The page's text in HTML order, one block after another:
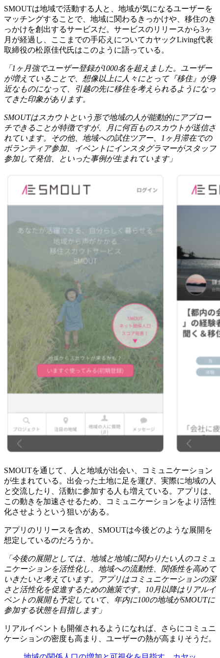
SMOUTは地域で活動する人と、地域が気になるユーザーを
マッチングすることで、地域に関わるきっかけや、移住のき
っかけを創出するサービスだ。サービスのリリースから3ヶ
月が経過し、ここまでの手応えについてカヤックLiving代表
取締役の松原佳代氏はこのように語っている。
「1ヶ月強でユーザー登録が1000名を超えました。ユーザー
が増えていることで、想像以上に人々にとって『移住』が身
近なものになって、引越の先に移住を考えられるようになっ
てきた印象があります。
SMOUTはスカウトという形で地域の人が能動的にアプロー
チできることが特徴ですが、月に何百ものスカウトが送信さ
れています。その他、地域への試住ツアー、1ヶ月滞在での
ボランティア参加、イベントにインスタグラマーがスタッフ
参加して発信、といった事例が生まれています」
SMOUTを通じて、人と地域が出会い、コミュニケーション
が生まれている。出会った土地に足を運び、実際に地域の人
と交流したり、活動に参加する人も増えている。アプリは、
この動きを加速させるため、コミュニケーションをより活性
化させようという狙いがある。
アプリのリリースを含め、SMOUTは今後どのような展開を
想定しているのだろうか。
「今後の展開としては、地域と地域に関わりたい人のコミュ
ニケーションを活性化し、地域への流動性、関係性を高めて
いきたいと考えています。アプリはコミュニケーションの深
さと活性化を促進するための施策です。10月以降はリアルイ
ベントの展開も予定していて、年内に100の地域がSMOUTに
参加する状態を目指します」
リアルイベントも開催されるようになれば、さらにコミュニ
ケーションの密度も高まり、ユーザーの熱が高まりそうだ。